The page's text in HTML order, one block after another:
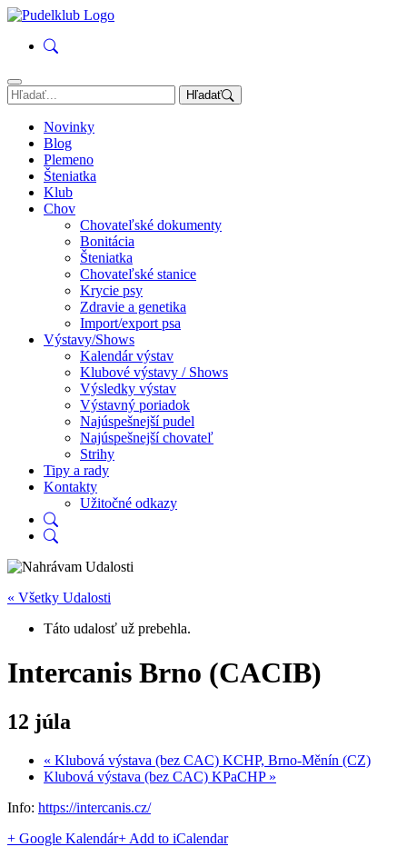
Hľadať
Novinky
Blog
Plemeno
Šteniatka
Klub
Chov
Chovateľské dokumenty
Bonitácia
Šteniatka
Chovateľské stanice
Krycie psy
Zdravie a genetika
Import/export psa
Výstavy/Shows
Kalendár výstav
Klubové výstavy / Shows
Výsledky výstav
Výstavný poriadok
Najúspešnejší pudel
Najúspešnejší chovateľ
Strihy
Tipy a rady
Kontakty
Užitočné odkazy
« Všetky Udalosti
Táto udalosť už prebehla.
Intercanis Brno (CACIB)
12 júla
« Klubová výstava (bez CAC) KCHP, Brno-Měnín (CZ)
Klubová výstava (bez CAC) KPaCHP »
Info: https://intercanis.cz/
+ Google Kalendár+ Add to iCalendar